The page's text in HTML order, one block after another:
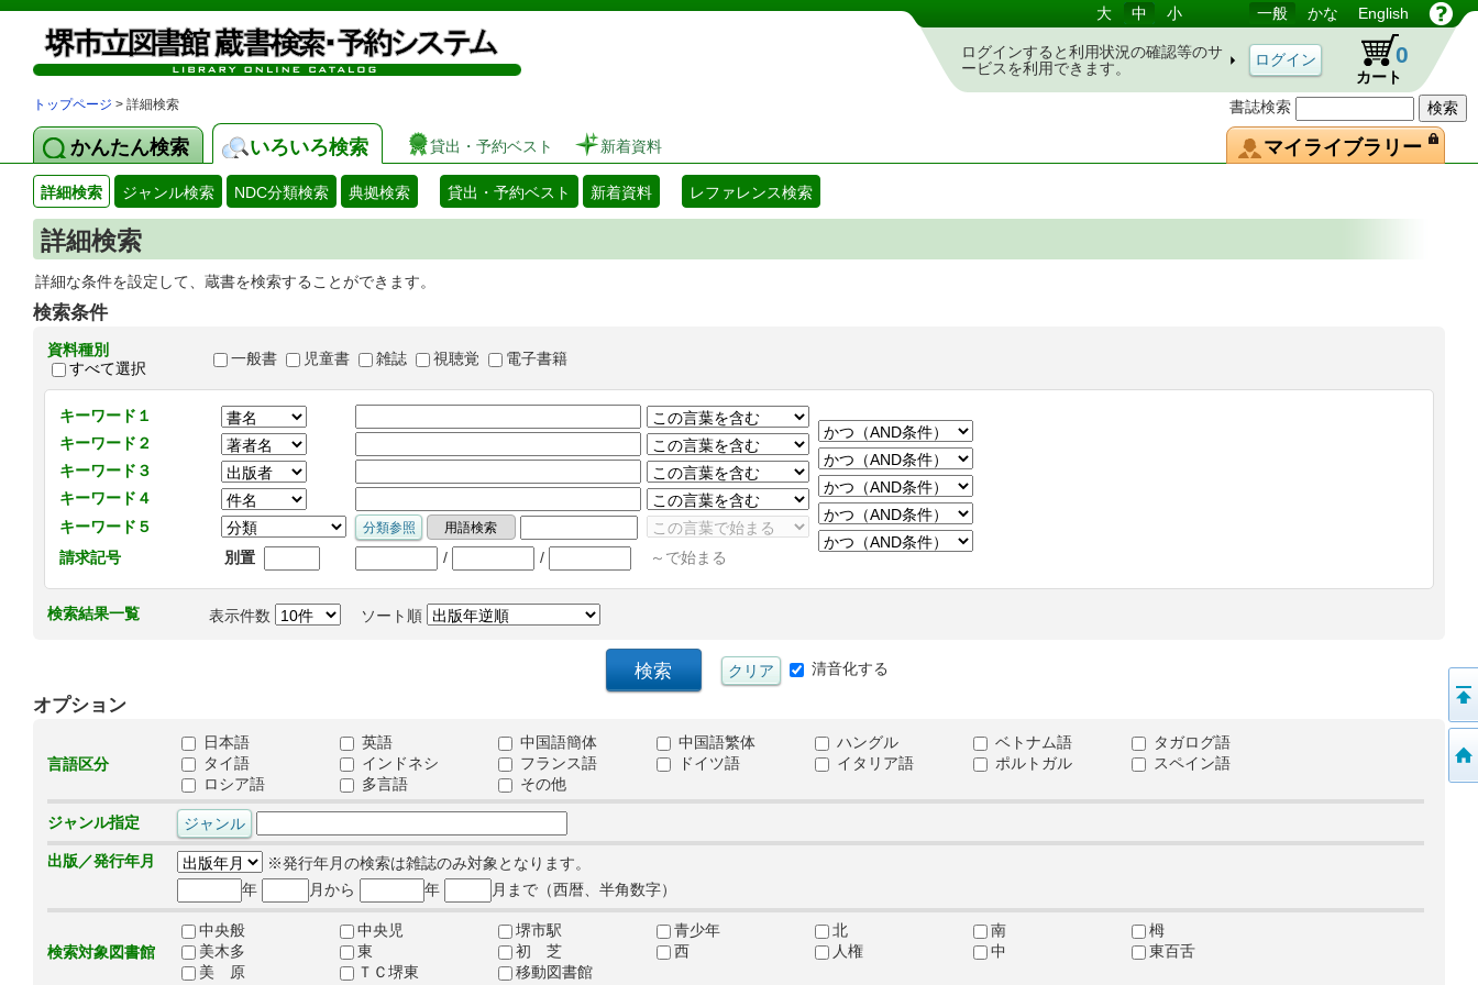
図書館 蔵書検索・予約システム
書誌検索
大 中 小 一般 かな English
ログインすると利用状況の確認等のサ
ービスを利用できます。
カート
0
トップページ > 詳細検索
かんたん検索 いろいろ検索 貸出・予約ベスト 新着資料 マイライブラリー
詳細検索 ジャンル検索 NDC分類検索 典拠検索 貸出・予約ベスト 新着資料 レファレンス検索
詳細検索
詳細な条件を設定して、蔵書を検索することができます。
検索条件
資料種別
すべて選択
一般書 児童書 雑誌 視聴覚 電子書籍
キーワード１
キーワード２
キーワード３
キーワード４
キーワード５
請求記号
別置 / / ～で始まる
検索結果一覧 表示件数 ソート順
清音化する
オプション
言語区分
日本語 英語 中国語簡体 中国語繁体 ハングル ベトナム語
タガログ語
タイ語
インドネシ フランス語 ドイツ語 イタリア語 ポルトガル
スペイン語
ロシア語
多言語 その他
ジャンル指定
出版／発行年月
※発行年月の検索は雑誌のみ対象となります。
年
月から 年 月まで（西暦、半角数字）
検索対象図書館
中央般 中央児 堺市駅 青少年 北 南
栂
美木多
東 初 芝 西 人権 中
東百舌
美 原
ＴＣ堺東 移動図書館